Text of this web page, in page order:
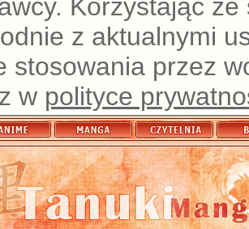
Korzystając
z aktualnymi
stosowania przez
w polityce